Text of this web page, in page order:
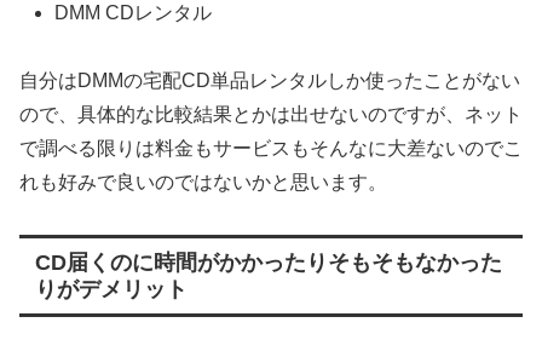
DMM CDレンタル
自分はDMMの宅配CD単品レンタルしか使ったことがない
ので、具体的な比較結果とかは出せないのですが、ネット
で調べる限りは料金もサービスもそんなに大差ないのでこ
れも好みで良いのではないかと思います。
CD届くのに時間がかかったりそもそもなかった
りがデメリット